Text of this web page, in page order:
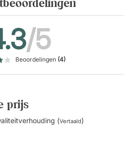
/5
Beoordelingen (4)
prijs
(Vertaald)